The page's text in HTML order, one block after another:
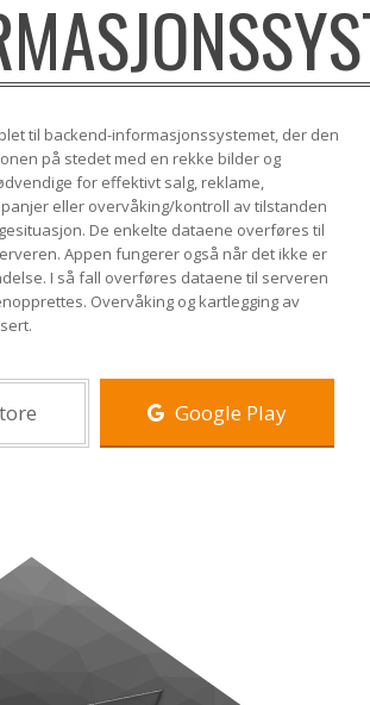
til backend-informasjonssystemet, der den
på stedet med en rekke bilder og
for effektivt salg, reklame,
eller overvåking/kontroll av tilstanden
De enkelte dataene overføres til
Appen fungerer også når det ikke er
I så fall overføres dataene til serveren
Overvåking og kartlegging av
Google Play